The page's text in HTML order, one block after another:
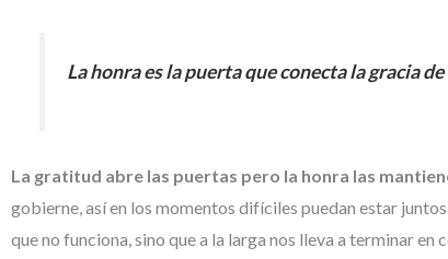
La honra es la puerta que conecta la gracia
La gratitud abre las puertas pero la honra las
gobierne, así en los momentos difíciles puedan estar
que no funciona, sino que a la larga nos lleva a terminar